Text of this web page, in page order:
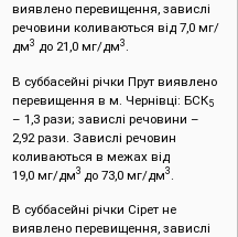
виявлено перевищення, завислі
речовини коливаються від 7,0 мг/
дм3 до 21,0 мг/дм3 .
В суббасейні річки Прут виявлено
перевищення в м. Чернівці: БСК5
– 1,3 рази; завислі речовини –
2,92 рази. Завислі речовин
коливаються в межах від
19,0 мг/дм3 до 73,0 мг/дм3
В суббасейні річки Сірет не
виявлено перевищення, завислі